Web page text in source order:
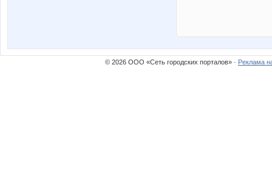
© 2026 ООО «Сеть городских порталов» · Реклама